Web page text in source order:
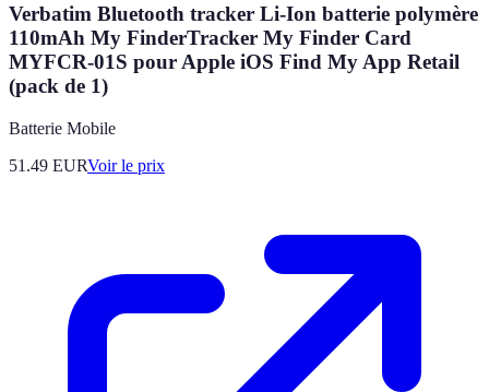
Verbatim Bluetooth tracker Li-Ion batterie polymère
110mAh My FinderTracker My Finder Card
MYFCR-01S pour Apple iOS Find My App Retail
(pack de 1)
Batterie Mobile
51.49 EURVoir le prix